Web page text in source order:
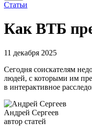
Статьи
Как ВТБ
11 декабря 2025
Сегодня соискателям
людей, с которыми им
в интерактивное
Андрей Сергеев
автор статей